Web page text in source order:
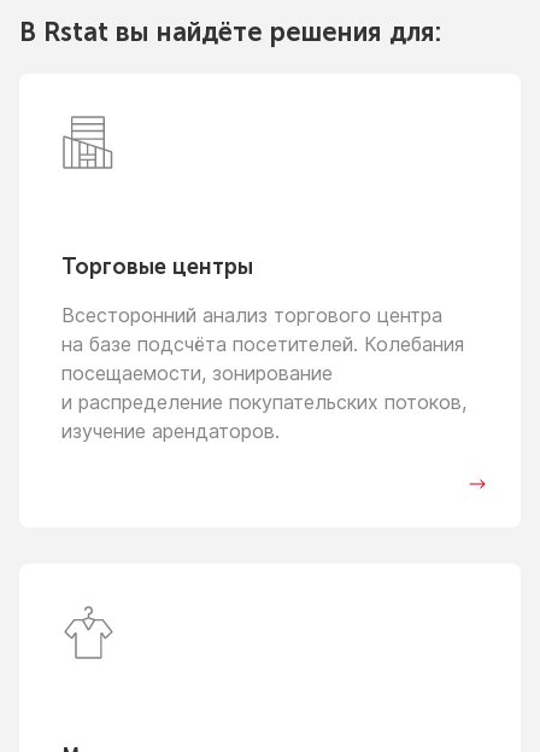
В Rstat вы найдёте решения для:
Торговые центры
Всесторонний анализ торгового центра
на базе подсчёта посетителей. Колебания
посещаемости, зонирование
и распределение покупательских потоков,
изучение арендаторов.